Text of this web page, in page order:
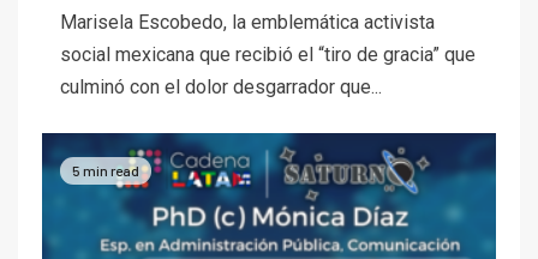
Marisela Escobedo, la emblemática activista
social mexicana que recibió el “tiro de gracia” que
culminó con el dolor desgarrador que...
5 min read